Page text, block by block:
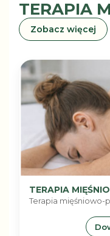
TERAPIA
Zobacz więcej
TERAPIA
Terapia mięśniowo-